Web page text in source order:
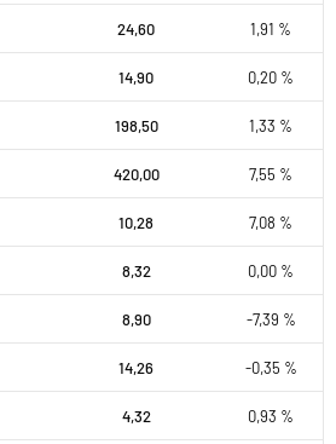
24,60 1,91 %
14,90 0,20 %
198,50 1,33 %
420,00 7,55 %
10,28 7,08 %
8,32 0,00 %
8,90 -7,39 %
14,26 -0,35 %
4,32 0,93 %